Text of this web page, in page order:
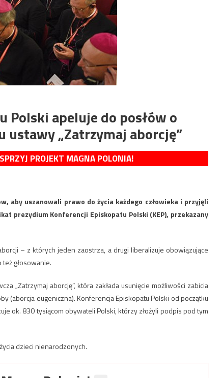
apeluje do posłów o
„Zatrzymaj aborcję”
PROJEKT MAGNA POLONIA!
aby uszanowali prawo do życia każdego człowieka i przyjęli
prezydium Konferencji Episkopatu Polski (KEP), przekazany
– z których jeden zaostrza, a drugi liberalizuje obowiązujące
głosowanie.
„Zatrzymaj aborcję”, która zakłada usunięcie możliwości zabicia
(aborcja eugeniczna). Konferencja Episkopatu Polski od początku
ok. 830 tysiącom obywateli Polski, którzy złożyli podpis pod tym
dzieci nienarodzonych.